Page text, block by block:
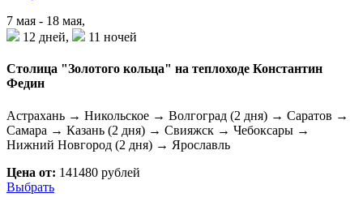
7 мая - 18 мая,
12 дней,
11 ночей
Столица "Золотого кольца" на теплоходе Константин
Федин
Астрахань → Никольское → Волгоград (2 дня) → Саратов →
Самара → Казань (2 дня) → Свияжск → Чебоксары →
Нижний Новгород (2 дня) → Ярославль
Цена от: 141480 рублей
Выбрать